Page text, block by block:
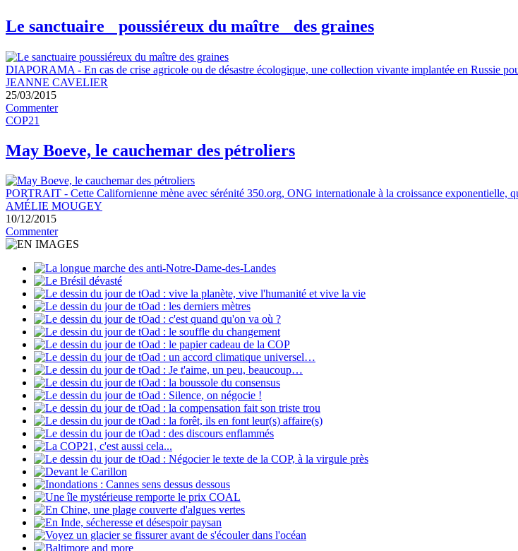
Le sanctuaire poussiéreux du maître des graines
DIAPORAMA - En cas de crise agricole ou de désastre écologique, une collection vivante implantée en Russie
JEANNE CAVELIER
25/03/2015
Commenter
COP21
May Boeve, le cauchemar des pétroliers
PORTRAIT - Cette Californienne mène avec sérénité 350.org, ONG internationale à la croissance
AMÉLIE MOUGEY
10/12/2015
Commenter